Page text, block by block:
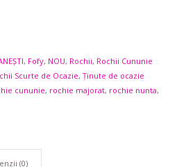
, Fofy, NOU, Rochii, Rochii Cununie
Scurte de Ocazie, Ținute de ocazie
cununie, rochie majorat, rochie nunta,
(0)